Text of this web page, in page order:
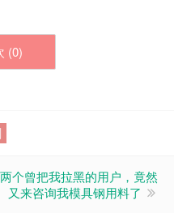
(0)
两个曾把我拉黑的用户，竟然
又来咨询我模具钢用料了